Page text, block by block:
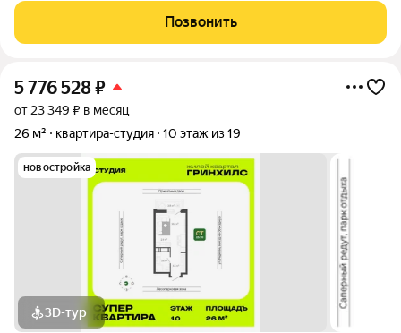
Благоустроенная территория и современная инфраструктура
создадут все условия для вашей
Позвонить
5 776 528₽
от 23 349 ₽ в месяц
26 м²
квартира-студия 10 этаж из 19
новостройка
3D-тур